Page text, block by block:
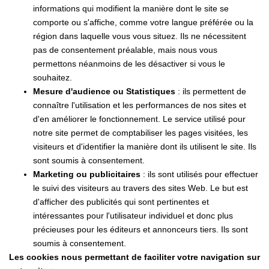
informations qui modifient la manière dont le site se
comporte ou s'affiche, comme votre langue préférée ou la
région dans laquelle vous vous situez. Ils ne nécessitent
pas de consentement préalable, mais nous vous
permettons néanmoins de les désactiver si vous le
souhaitez.
Mesure d'audience ou Statistiques : ils permettent de
connaître l'utilisation et les performances de nos sites et
d'en améliorer le fonctionnement. Le service utilisé pour
notre site permet de comptabiliser les pages visitées, les
visiteurs et d'identifier la manière dont ils utilisent le site. Ils
sont soumis à consentement.
Marketing ou publicitaires : ils sont utilisés pour effectuer
le suivi des visiteurs au travers des sites Web. Le but est
d'afficher des publicités qui sont pertinentes et
intéressantes pour l'utilisateur individuel et donc plus
précieuses pour les éditeurs et annonceurs tiers. Ils sont
soumis à consentement.
Les cookies nous permettant de faciliter votre navigation sur